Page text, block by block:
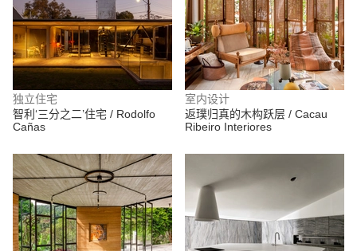
独立住宅
智利‘三分之二’住宅 / Rodolfo
Cañas
室内设计
返璞归真的木构跃层 / Cacau
Ribeiro Interiores